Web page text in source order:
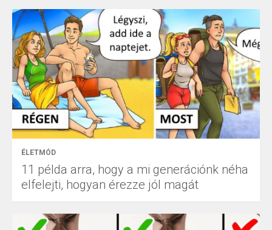
ÉLETMÓD
11 példa arra, hogy a mi generációnk néha
elfelejti, hogyan érezze jól magát